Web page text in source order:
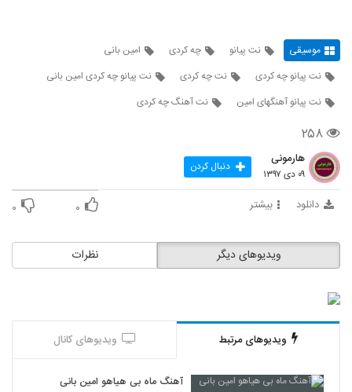
موسیقی نت پیانو چه کردی
امین بانی
نت پیانو چه کردی
نت چه کردی
نت پیانو چه کردی امین بانی
نت پیانو آهنگهای امین
نت آهنگ چه کردی
۲۵۸
هارمونی
۰۹ دی ۱۳۹۷ دنبال کردن
دانلود بیشتر ۰ ۰
نظرات ویدیوهای دیگر
ویدیوهای مرتبط ویدیوهای کانال
آهنگ ماه بی هیاهو امین بانی